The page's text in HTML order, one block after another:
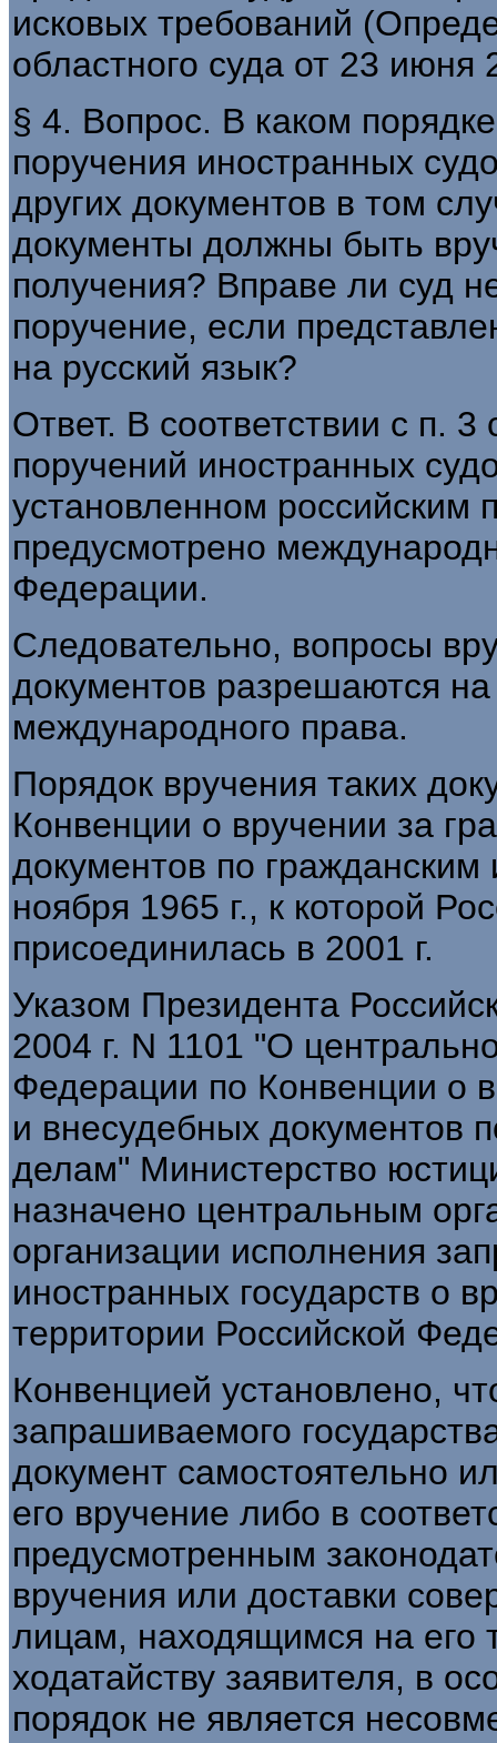
исковых требований
областного суда от 23 июня
§ 4. Вопрос. В каком
поручения иностранных
других документов в том
документы должны быть
получения? Вправе ли суд
поручение, если
на русский язык?
Ответ. В соответствии с п.
поручений иностранных
установленном российским
предусмотрено
Федерации.
Следовательно, вопросы
документов разрешаются
международного права.
Порядок вручения таких
Конвенции о вручении за
документов по
ноября 1965 г., к которой
присоединилась в 2001 г.
Указом Президента
2004 г. N 1101 "О
Федерации по Конвенции о
и внесудебных документов
делам" Министерство
назначено центральным
организации исполнения
иностранных государств о
территории Российской
Конвенцией установлено,
запрашиваемого
документ самостоятельно
его вручение либо в
предусмотренным
вручения или доставки
лицам, находящимся на его
ходатайству заявителя, в
порядок не является